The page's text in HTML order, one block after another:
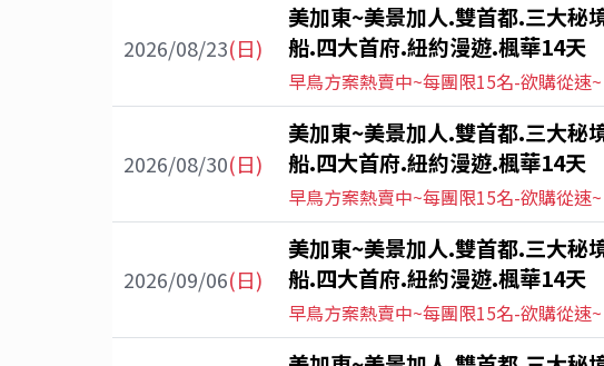
2026/08/23(日)
美加東~美景加人.雙首都.三大秘
船.四大首府.紐約漫遊.楓華14天
早鳥方案熱賣中~每團限15名-欲購從速~
2026/08/30(日)
美加東~美景加人.雙首都.三大秘
船.四大首府.紐約漫遊.楓華14天
早鳥方案熱賣中~每團限15名-欲購從速~
2026/09/06(日)
美加東~美景加人.雙首都.三大秘
船.四大首府.紐約漫遊.楓華14天
早鳥方案熱賣中~每團限15名-欲購從速~